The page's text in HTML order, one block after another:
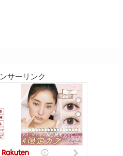
サーリンク